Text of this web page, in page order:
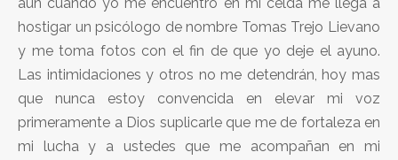
hostigar un psicólogo de nombre Tomas Trejo Lievano
y me toma fotos con el fin de que yo deje el ayuno.
Las intimidaciones y otros no me detendrán, hoy mas
que nunca estoy convencida en elevar mi voz
primeramente a Dios suplicarle que me de fortaleza en
mi lucha y a ustedes que me acompañan en mi